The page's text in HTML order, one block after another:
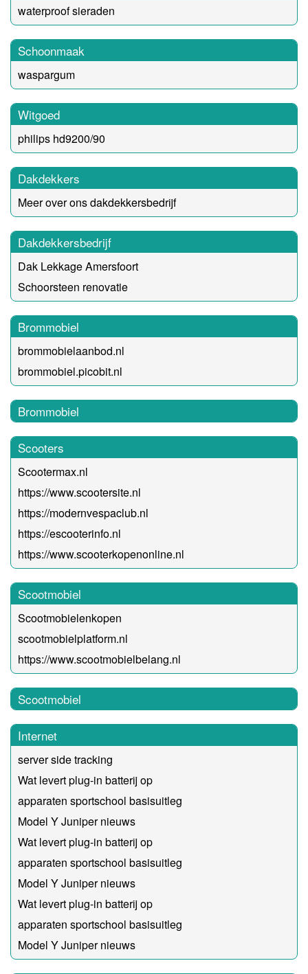
waterproof sieraden
Schoonmaak
waspargum
Witgoed
philips hd9200/90
Dakdekkers
Meer over ons dakdekkersbedrijf
Dakdekkersbedrijf
Dak Lekkage Amersfoort
Schoorsteen renovatie
Brommobiel
brommobielaanbod.nl
brommobiel.picobit.nl
Brommobiel
Scooters
Scootermax.nl
https://www.scootersite.nl
https://modernvespaclub.nl
https://escooterinfo.nl
https://www.scooterkopenonline.nl
Scootmobiel
Scootmobielenkopen
scootmobielplatform.nl
https://www.scootmobielbelang.nl
Scootmobiel
Internet
server side tracking
Wat levert plug-in batterij op
apparaten sportschool basisuitleg
Model Y Juniper nieuws
Wat levert plug-in batterij op
apparaten sportschool basisuitleg
Model Y Juniper nieuws
Wat levert plug-in batterij op
apparaten sportschool basisuitleg
Model Y Juniper nieuws